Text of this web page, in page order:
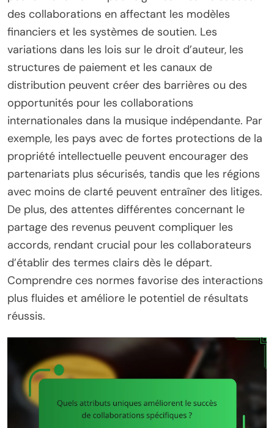
des collaborations en affectant les modèles
financiers et les systèmes de soutien. Les
variations dans les lois sur le droit d’auteur, les
structures de paiement et les canaux de
distribution peuvent créer des barrières ou des
opportunités pour les collaborations
internationales dans la musique indépendante. Par
exemple, les pays avec de fortes protections de la
propriété intellectuelle peuvent encourager des
partenariats plus sécurisés, tandis que les régions
avec moins de clarté peuvent entraîner des litiges.
De plus, des attentes différentes concernant le
partage des revenus peuvent compliquer les
accords, rendant crucial pour les collaborateurs
d’établir des termes clairs dès le départ.
Comprendre ces normes favorise des interactions
plus fluides et améliore le potentiel de résultats
réussis.